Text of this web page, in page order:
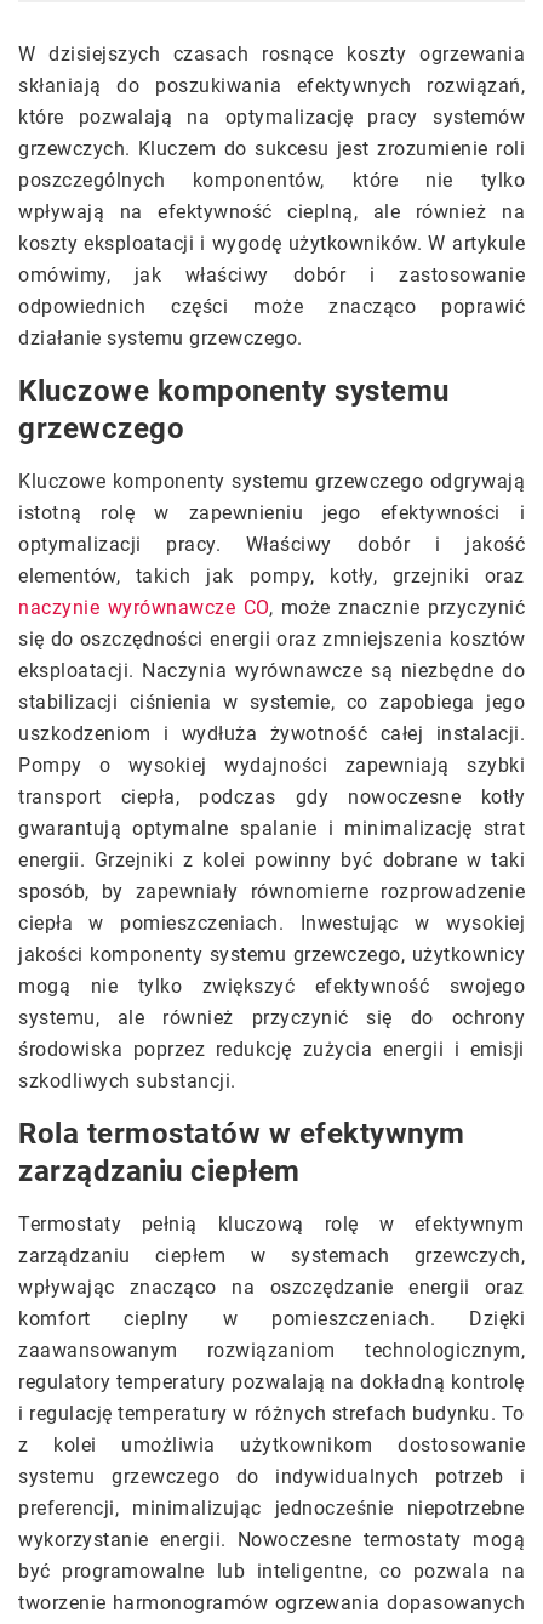
W dzisiejszych czasach rosnące koszty ogrzewania
skłaniają do poszukiwania efektywnych rozwiązań,
które pozwalają na optymalizację pracy systemów
grzewczych. Kluczem do sukcesu jest zrozumienie roli
poszczególnych komponentów, które nie tylko
wpływają na efektywność cieplną, ale również na
koszty eksploatacji i wygodę użytkowników. W artykule
omówimy, jak właściwy dobór i zastosowanie
odpowiednich części może znacząco poprawić
działanie systemu grzewczego.
Kluczowe komponenty systemu
grzewczego
Kluczowe komponenty systemu grzewczego odgrywają
istotną rolę w zapewnieniu jego efektywności i
optymalizacji pracy. Właściwy dobór i jakość
elementów, takich jak pompy, kotły, grzejniki oraz
naczynie wyrównawcze CO, może znacznie przyczynić
się do oszczędności energii oraz zmniejszenia kosztów
eksploatacji. Naczynia wyrównawcze są niezbędne do
stabilizacji ciśnienia w systemie, co zapobiega jego
uszkodzeniom i wydłuża żywotność całej instalacji.
Pompy o wysokiej wydajności zapewniają szybki
transport ciepła, podczas gdy nowoczesne kotły
gwarantują optymalne spalanie i minimalizację strat
energii. Grzejniki z kolei powinny być dobrane w taki
sposób, by zapewniały równomierne rozprowadzenie
ciepła w pomieszczeniach. Inwestując w wysokiej
jakości komponenty systemu grzewczego, użytkownicy
mogą nie tylko zwiększyć efektywność swojego
systemu, ale również przyczynić się do ochrony
środowiska poprzez redukcję zużycia energii i emisji
szkodliwych substancji.
Rola termostatów w efektywnym
zarządzaniu ciepłem
Termostaty pełnią kluczową rolę w efektywnym
zarządzaniu ciepłem w systemach grzewczych,
wpływając znacząco na oszczędzanie energii oraz
komfort cieplny w pomieszczeniach. Dzięki
zaawansowanym rozwiązaniom technologicznym,
regulatory temperatury pozwalają na dokładną kontrolę
i regulację temperatury w różnych strefach budynku. To
z kolei umożliwia użytkownikom dostosowanie
systemu grzewczego do indywidualnych potrzeb i
preferencji, minimalizując jednocześnie niepotrzebne
wykorzystanie energii. Nowoczesne termostaty mogą
być programowalne lub inteligentne, co pozwala na
tworzenie harmonogramów ogrzewania dopasowanych